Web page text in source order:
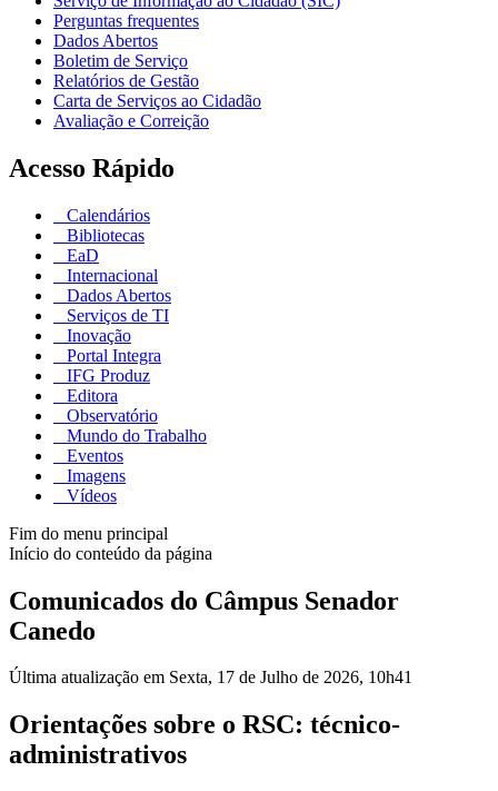
Perguntas frequentes
Dados Abertos
Boletim de Serviço
Relatórios de Gestão
Carta de Serviços ao Cidadão
Avaliação e Correição
Acesso Rápido
Calendários
Bibliotecas
EaD
Internacional
Dados Abertos
Serviços de TI
Inovação
Portal Integra
IFG Produz
Editora
Observatório
Mundo do Trabalho
Eventos
Imagens
Vídeos
Fim do menu principal
Início do conteúdo da página
Comunicados do Câmpus Senador
Canedo
Última atualização em Sexta, 17 de Julho de 2026, 10h41
Orientações sobre o RSC: técnico-
administrativos